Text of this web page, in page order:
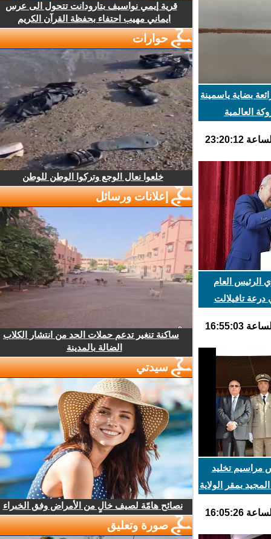
بضاية ياسمينة
العالمية
العام
تافيلالت
مراسيم تخليد
قرية إيمي نواسيف بتارودانت تتحول الى عرس
ايماني مهيب احتفاء بحفظة القرآن الكريم
حوارات
خلعوا نعال الوجع وتركوا الوطن للوطن
إعلانات ورسائل
ساكنة تنغير تدعم حملات الحد من انتشار الكلاب
الضالة بالمدينة
سيدتي
نصائح هامّة لصيف خالٍ من الأمراض وفق الخبراء
صورة وتعليق